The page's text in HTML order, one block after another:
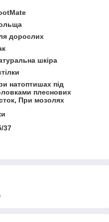
дорослих
шкіра
натоптишах під
плеснових
При мозолях
37